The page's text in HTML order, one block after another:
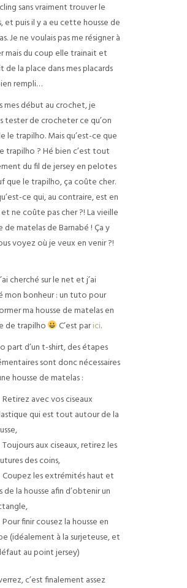
sans vraiment trouver le
et puis il y a eu cette housse de
Je ne voulais pas me résigner à
mais du coup elle trainait et
de la place dans mes placards
rempli…
mes début au crochet, je
tester de crocheter ce qu’on
le trapilho. Mais qu’est-ce que
trapilho ? Hé bien c’est tout
du fil de jersey en pelotes
que le trapilho, ça coûte cher.
ce qui, au contraire, est en
ne coûte pas cher ?! La vieille
de matelas de Barnabé ! Ça y
voyez où je veux en venir ?!
cherché sur le net et j’ai
mon bonheur : un tuto pour
ma housse de matelas en
de trapilho
C’est parici.
part d’un t-shirt, des étapes
sont donc nécessaires
housse de matelas :
Retirez avec vos ciseaux
qui est tout autour de la
Toujours aux ciseaux, retirez les
des coins,
Coupez les extrémités haut et
de la housse afin d’obtenir un
Pour finir cousez la housse en
(idéalement à la surjeteuse, et
au point jersey)
c’est finalement assez